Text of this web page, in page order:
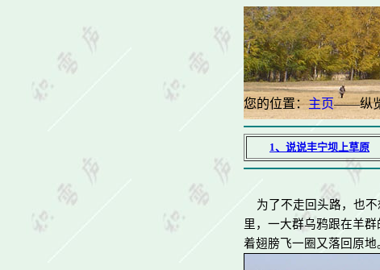
您的位置：主页——纵
1、说说丰宁坝上草原
为了不走回头路，也不
里，一大群乌鸦跟在羊
着翅膀飞一圈又落回原